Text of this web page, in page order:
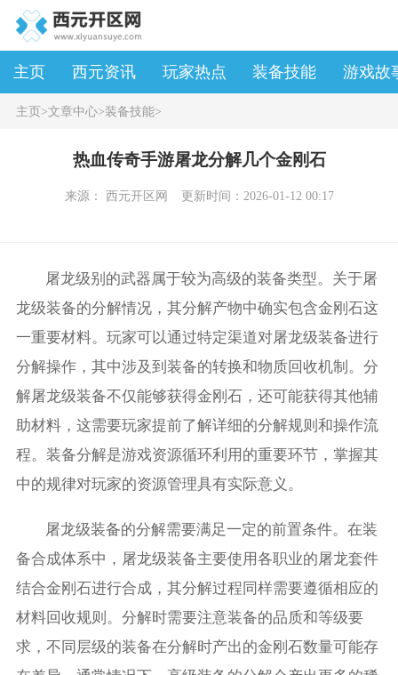
主页 西元资讯 玩家热点 装备技能 游戏故
主页>文章中心>装备技能>
热血传奇手游屠龙分解几个金刚石
来源： 西元开区网 更新时间：2026-01-12 00:17
屠龙级别的武器属于较为高级的装备类型。关于屠
龙级装备的分解情况，其分解产物中确实包含金刚石这
一重要材料。玩家可以通过特定渠道对屠龙级装备进行
分解操作，其中涉及到装备的转换和物质回收机制。分
解屠龙级装备不仅能够获得金刚石，还可能获得其他辅
助材料，这需要玩家提前了解详细的分解规则和操作流
程。装备分解是游戏资源循环利用的重要环节，掌握其
中的规律对玩家的资源管理具有实际意义。
屠龙级装备的分解需要满足一定的前置条件。在装
备合成体系中，屠龙级装备主要使用各职业的屠龙套件
结合金刚石进行合成，其分解过程同样需要遵循相应的
材料回收规则。分解时需要注意装备的品质和等级要
求，不同层级的装备在分解时产出的金刚石数量可能存